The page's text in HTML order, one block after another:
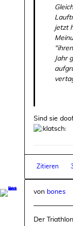
jetzt
Jahr
Sind sie
Zitieren
von bones
Der